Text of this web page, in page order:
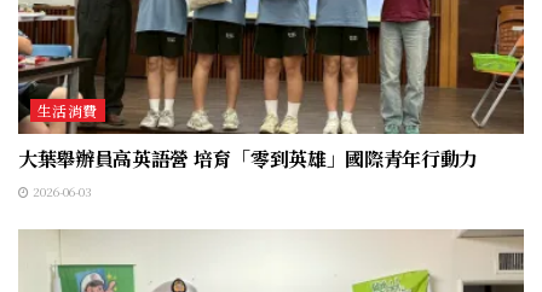
生活消費
大葉舉辦員高英語營 培育「零到英雄」國際青年行動力
2026-06-03